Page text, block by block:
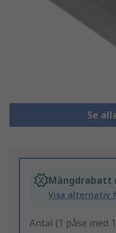
Se
Mängdrabatt
Visa alternativ
Antal (1 påse med